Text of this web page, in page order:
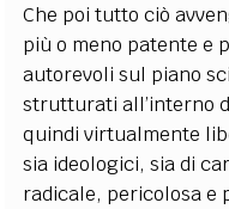
Che poi tutto ciò
più o meno patente e
autorevoli sul piano
strutturati all’interno
quindi virtualmente
sia ideologici, sia di
radicale, pericolosa e